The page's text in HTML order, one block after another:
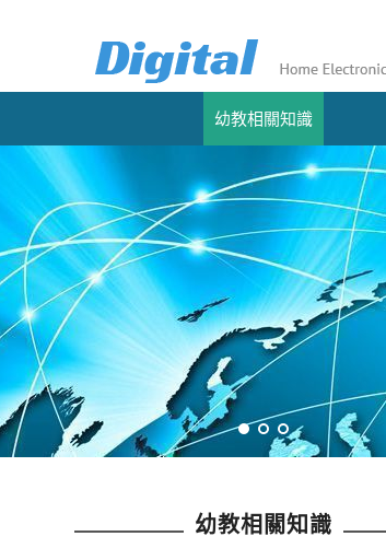
幼教相關知識
幼教相關知識